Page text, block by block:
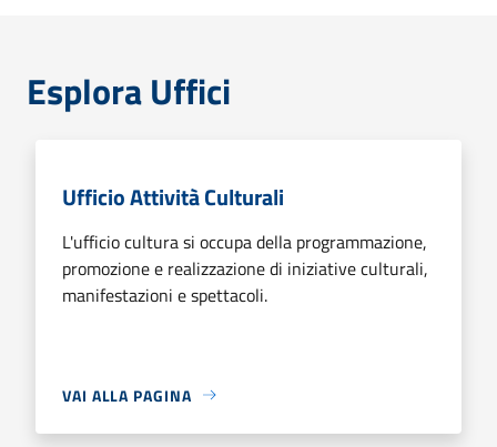
Esplora Uffici
Ufficio Attività Culturali
L'ufficio cultura si occupa della programmazione,
promozione e realizzazione di iniziative culturali,
manifestazioni e spettacoli.
VAI ALLA PAGINA